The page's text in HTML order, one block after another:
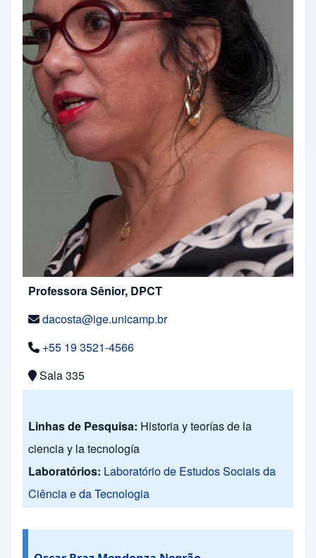
Professora Sênior, DPCT
dacosta@ige.unicamp.br
+55 19 3521-4566
Sala 335
Linhas de Pesquisa: Historia y teorías de la
ciencia y la tecnología
Laboratórios: Laboratório de Estudos Sociais da
Ciência e da Tecnologia